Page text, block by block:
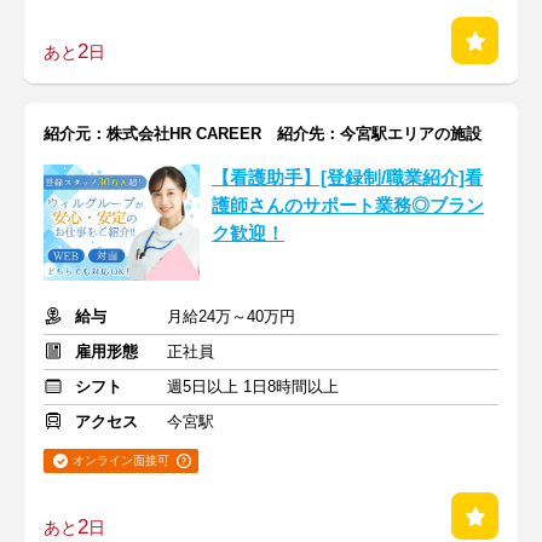
あと2日
紹介元：株式会社HR CAREER 紹介先：今宮駅エリアの施設
【看護助手】[登録制/職業紹介]看
護師さんのサポート業務◎ブラン
ク歓迎！
給与
月給24万～40万円
雇用形態
正社員
シフト
週5日以上 1日8時間以上
アクセス
今宮駅
オンライン面接可
あと2日